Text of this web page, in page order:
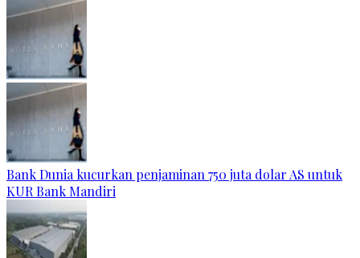
Bank Dunia kucurkan penjaminan 750 juta dolar AS untuk
KUR Bank Mandiri